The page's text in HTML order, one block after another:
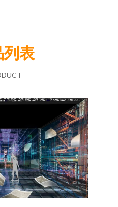
列表